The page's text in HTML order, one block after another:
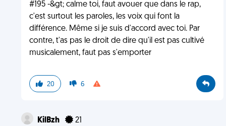
#195 -&gt; calme toi, faut avouer que dans le rap,
c'est surtout les paroles, les voix qui font la
différence. Même si je suis d'accord avec toi. Par
contre, t'as pas le droit de dire qu'il est pas cultivé
musicalement, faut pas s'emporter
20 6
KilBzh 21